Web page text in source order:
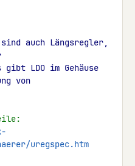
sind auch Längsregler,
LDO im Gehäuse
von
uregspec.htm